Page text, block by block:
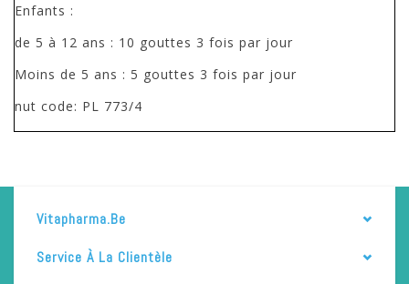
Enfants :
de 5 à 12 ans : 10 gouttes 3 fois par jour
Moins de 5 ans : 5 gouttes 3 fois par jour
nut code: PL 773/4
Vitapharma.be
Service À La Clientèle